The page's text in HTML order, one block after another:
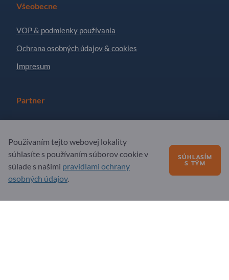
Všeobecne
VOP & podmienky používania
Ochrana osobných údajov & cookies
Impresum
Partner
Prihlásiť sa na odber noviniek
Otázky?
FAQ – časté otázky
Používaním tejto webovej lokality
súhlasíte s používaním súborov cookie v
súlade s našimi pravidlami ochrany
osobných údajov.
SÚHLASÍM
S TÝM